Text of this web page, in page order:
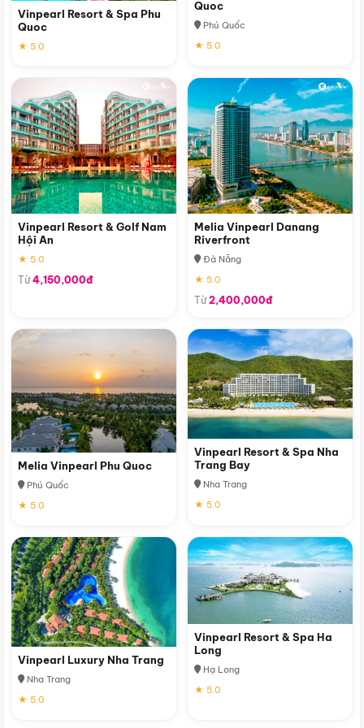
Vinpearl Resort & Spa Phu
Quoc
★ 5.0
Quoc
Phú Quốc
★ 5.0
Vinpearl Resort & Golf Nam
Hội An
★ 5.0
Từ4,150,000đ
Melia Vinpearl Danang
Riverfront
Đà Nẵng
★ 5.0
Từ2,400,000đ
Melia Vinpearl Phu Quoc
Phú Quốc
★ 5.0
Vinpearl Resort & Spa Nha
Trang Bay
Nha Trang
★ 5.0
Vinpearl Luxury Nha Trang
Nha Trang
★ 5.0
Vinpearl Resort & Spa Ha
Long
Hạ Long
★ 5.0